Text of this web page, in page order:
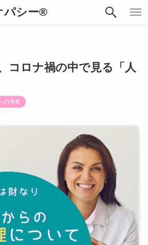
パシー®︎
コロナ禍の中で見る「人
の考察